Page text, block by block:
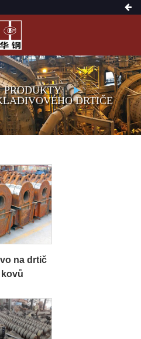
PRODUKTY
DRTIČE
na drtič
kovů